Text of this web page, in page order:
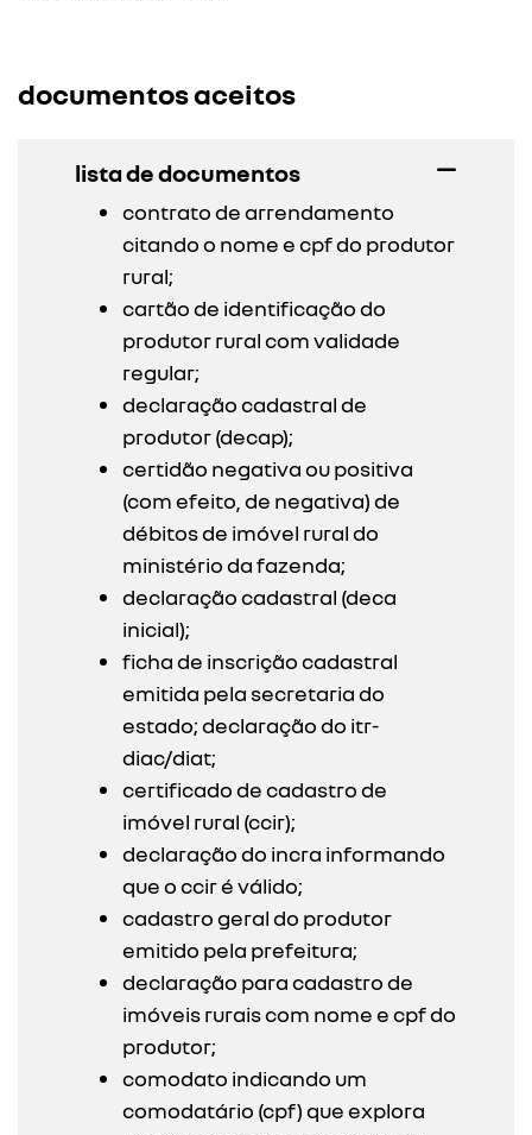
documentos aceitos
lista de documentos
contrato de arrendamento
citando o nome e cpf do produtor
rural;
cartão de identificação do
produtor rural com validade
regular;
declaração cadastral de
produtor (decap);
certidão negativa ou positiva
(com efeito, de negativa) de
débitos de imóvel rural do
ministério da fazenda;
declaração cadastral (deca
inicial);
ficha de inscrição cadastral
emitida pela secretaria do
estado; declaração do itr-
diac/diat;
certificado de cadastro de
imóvel rural (ccir);
declaração do incra informando
que o ccir é válido;
cadastro geral do produtor
emitido pela prefeitura;
declaração para cadastro de
imóveis rurais com nome e cpf do
produtor;
comodato indicando um
comodatário (cpf) que explora